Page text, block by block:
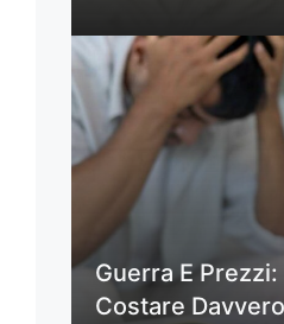
Guerra E
Costare